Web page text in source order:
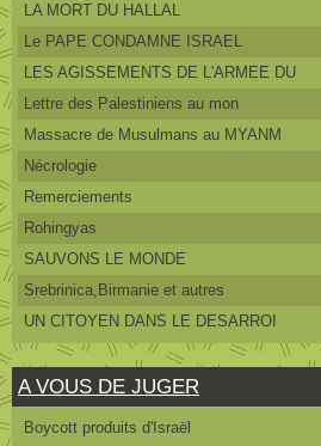
LA MORT DU HALLAL
Le PAPE CONDAMNE ISRAEL
LES AGISSEMENTS DE L'ARMEE DU
Lettre des Palestiniens au mon
Massacre de Musulmans au MYANM
Nécrologie
Remerciements
Rohingyas
SAUVONS LE MONDE
Srebrinica,Birmanie et autres
UN CITOYEN DANS LE DESARROI
A VOUS DE JUGER
Boycott produits d'Israël